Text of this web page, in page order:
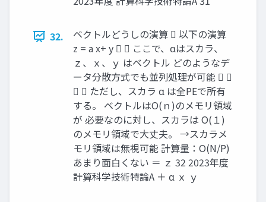
32.
ベクトルどうしの演算  以下の演算
z = a x+ y   ここで、αはスカラ、
ｚ、ｘ、ｙ はベクトル どのようなデ
ータ分散方式でも並列処理が可能  
  ただし、スカラ α は全PEで所有
する。 ベクトルはO(ｎ)のメモリ領域
が 必要なのに対し、スカラは O(１)
のメモリ領域で大丈夫。 →スカラメ
モリ領域は無視可能 計算量：O(N/P)
あまり面白くない ＝ ｚ 32 2023年度
計算科学技術特論A ＋ α ｘ ｙ